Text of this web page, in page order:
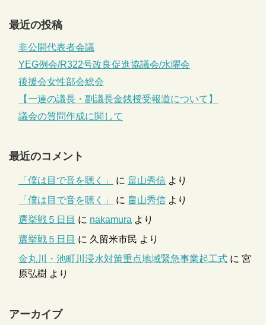
最近の投稿
非公開代表者会議
YEG例会/R322号改良促進協議会/水曜会
後援会女性部会総会
【一連の議長・副議長金銭授受報道について】
議会の質問作成に関して
最近のコメント
「僕は目で音を聴く」 に 畠山秀信 より
「僕は目で音を聴く」
に 畠山秀信 より
選挙戦５日目 に nakamura より
選挙戦５日目 に 久留米市民 より
金丸川・池町川浸水対策重点地域緊急事業起工式 に 宮
原弘樹 より
アーカイブ